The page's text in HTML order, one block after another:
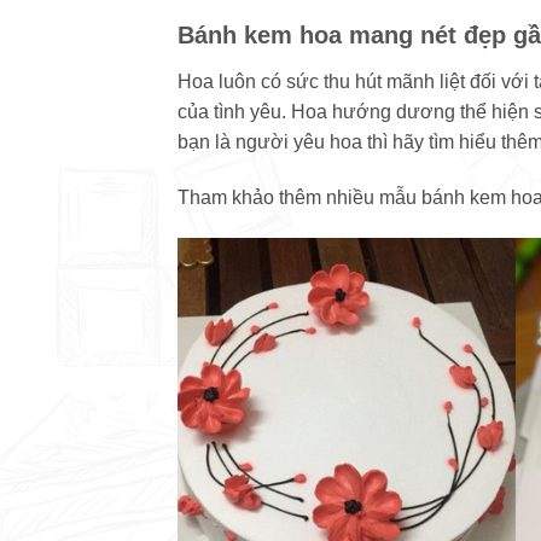
Bánh kem hoa mang nét đẹp
Hoa luôn có sức thu hút mãnh liệt đối
của tình yêu. Hoa hướng dương thể hiện
bạn là người yêu hoa thì hãy tìm hiểu
Tham khảo thêm nhiều mẫu bánh kem